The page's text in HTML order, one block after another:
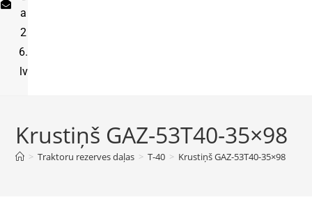
a
2
6.
lv
Krustiņš GAZ-53T40-35×98
> Traktoru rezerves daļas > T-40 > Krustiņš GAZ-53T40-35×98